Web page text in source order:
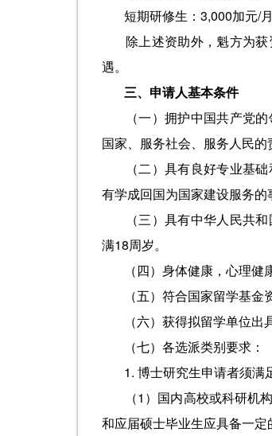
短期研修生：3,000加元/月
除上述资助外，魁方为
遇。
三、申请人基本条件
（一）拥护中国共产党
国家、服务社会、服务人民的
（二）具有良好专业基
有学成回国为国家建设服务的
（三）具有中华人民共
满18周岁。
（四）身体健康，心理健
（五）符合国家留学基
（六）获得拟留学单位
（七）各选派类别要求：
1. 博士研究生申请者须满
（1）国内高校或科研
和应届硕士毕业生应具备一定